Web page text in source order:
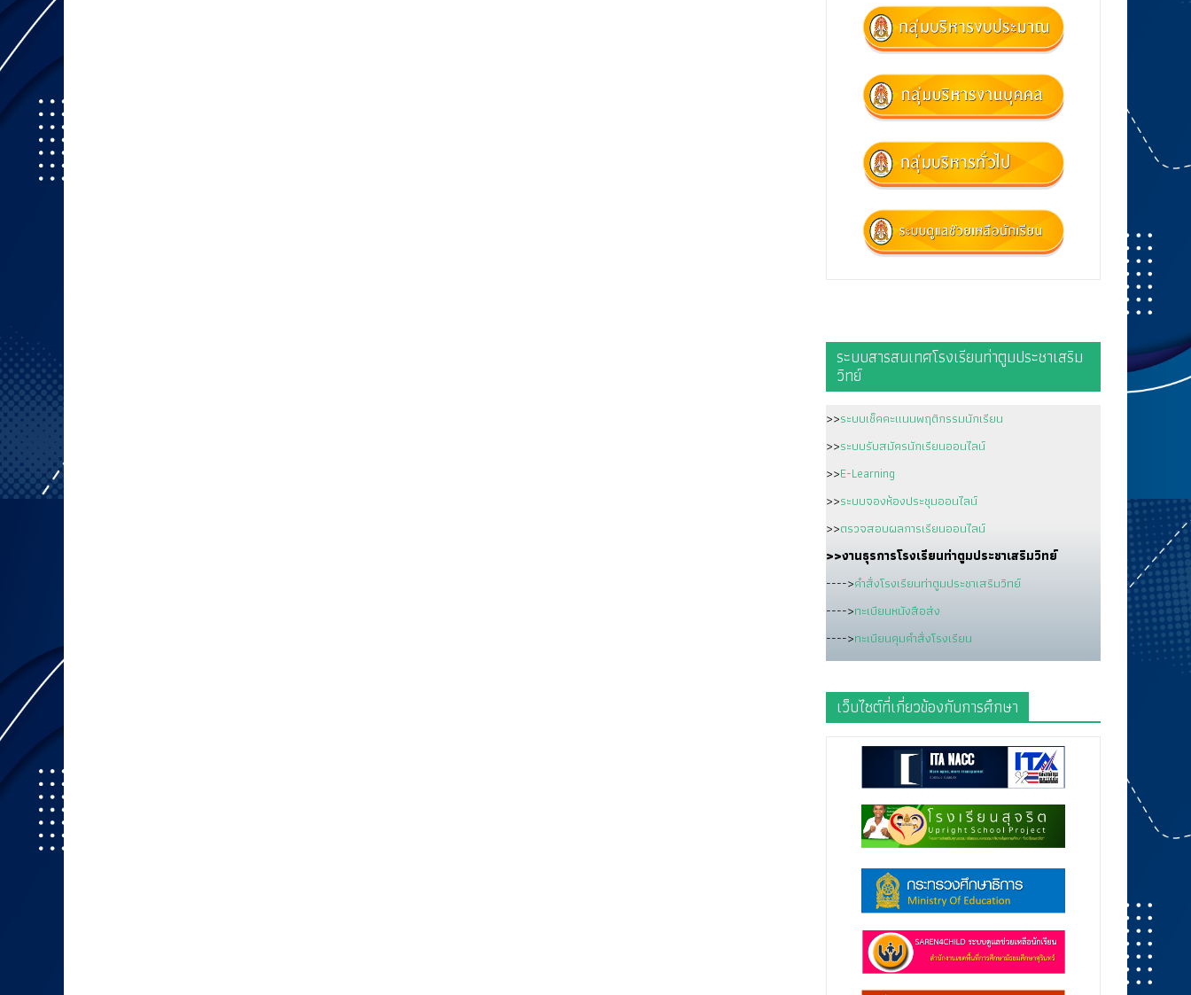
ระบบสารสนเทศโรงเรียนท่าตูมประชาเสริม
วิทย์
>>ระบบเช็คคะแนนพฤติกรรมนักเรียน
>>ระบบรับสมัครนักเรียนออนไลน์
>>E-Learning
>>ระบบจองห้องประชุมออนไลน์
>>ตรวจสอบผลการเรียนออนไลน์
>>งานธุรการโรงเรียนท่าตูมประชาเสริมวิทย์
---->คำสั่งโรงเรียนท่าตูมประชาเสริมวิทย์
---->ทะเบียนหนังสือส่ง
---->ทะเบียนคุมคำสั่งโรงเรียน
เว็บไซต์ที่เกี่ยวข้องกับการศึกษา